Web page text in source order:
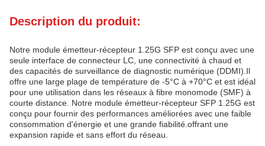
Description du produit:
Notre module émetteur-récepteur 1.25G SFP est conçu avec une
seule interface de connecteur LC, une connectivité à chaud et
des capacités de surveillance de diagnostic numérique (DDMI).Il
offre une large plage de température de -5°C à +70°C et est idéal
pour une utilisation dans les réseaux à fibre monomode (SMF) à
courte distance. Notre module émetteur-récepteur SFP 1.25G est
conçu pour fournir des performances améliorées avec une faible
consommation d'énergie et une grande fiabilité.offrant une
expansion rapide et sans effort du réseau.